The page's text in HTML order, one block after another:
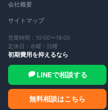
会社概要
サイトマップ
営業時間：10:00〜18:00
定休日：水曜・日曜
初期費用を抑えるなら
LINEで相談する
無料相談はこちら